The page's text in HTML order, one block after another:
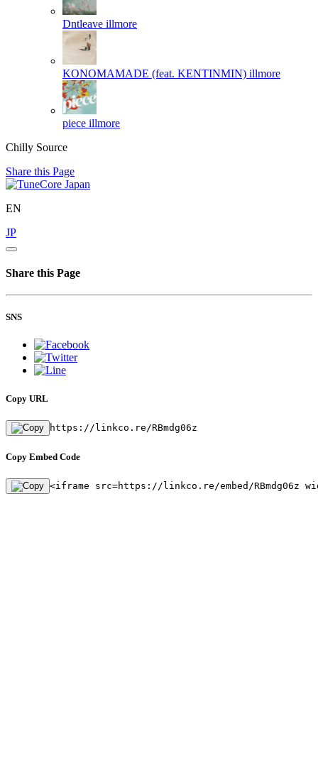
Dntleave illmore
KONOMAMADE (feat. KENTINMIN) illmore
piece illmore
Chilly Source
Share this Page
EN
JP
Share this Page
SNS
Copy URL
https://linkco.re/RBmdg06z
Copy Embed Code
<iframe src=https://linkco.re/embed/RBmdg06z